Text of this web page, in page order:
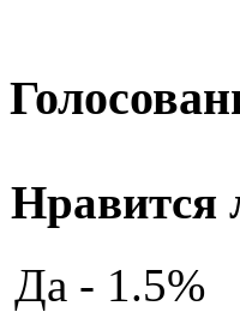
Нравится
Да - 1.5%